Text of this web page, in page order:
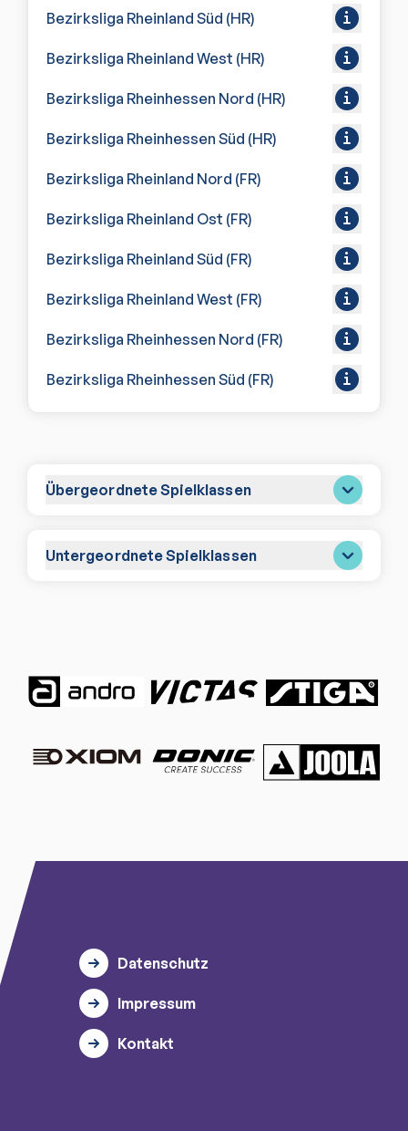
Bezirksliga Rheinland Süd (HR)
Bezirksliga Rheinland West (HR)
Bezirksliga Rheinhessen Nord (HR)
Bezirksliga Rheinhessen Süd (HR)
Bezirksliga Rheinland Nord (FR)
Bezirksliga Rheinland Ost (FR)
Bezirksliga Rheinland Süd (FR)
Bezirksliga Rheinland West (FR)
Bezirksliga Rheinhessen Nord (FR)
Bezirksliga Rheinhessen Süd (FR)
Übergeordnete Spielklassen
Untergeordnete Spielklassen
Datenschutz
Impressum
Kontakt